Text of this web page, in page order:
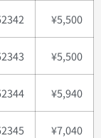
¥5,500
¥5,500
¥5,940
¥7,040